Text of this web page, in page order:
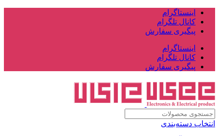
اینستاگرام
کانال تلگرام
پیگیری سفارش
اینستاگرام
کانال تلگرام
پیگیری سفارش
انتخاب دسته‌بندی